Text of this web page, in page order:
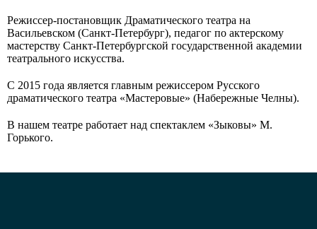
Режиссер-постановщик Драматического театра на
Васильевском (Санкт-Петербург), педагог по актерскому
мастерству Санкт-Петербургской государственной академии
театрального искусства.
С 2015 года является главным режиссером Русского
драматического театра «Мастеровые» (Набережные Челны).
В нашем театре работает над спектаклем «Зыковы» М.
Горького.